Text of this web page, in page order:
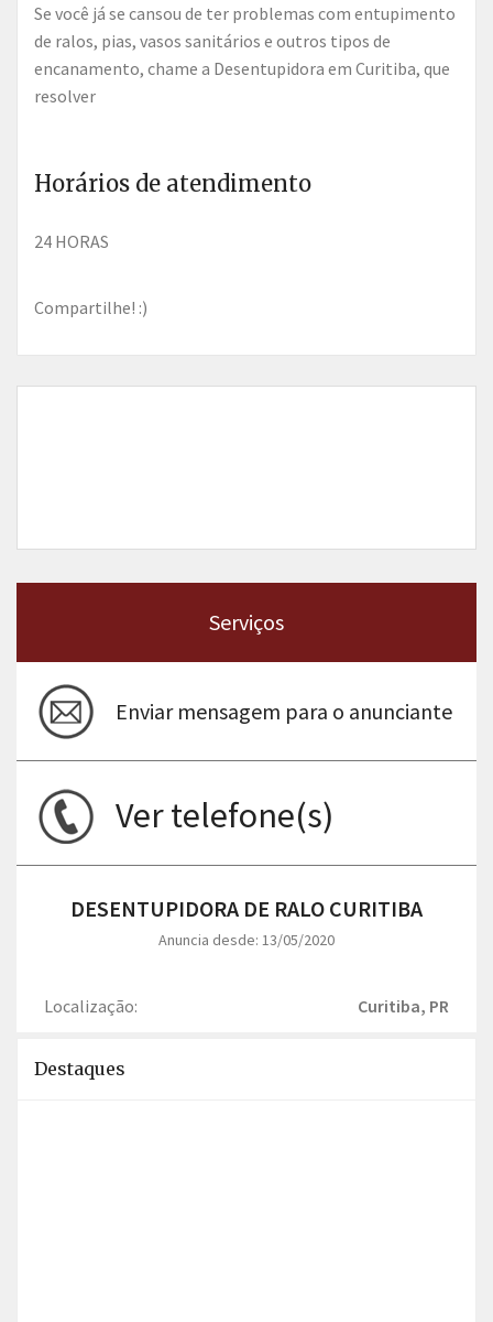
Se você já se cansou de ter problemas com entupimento
de ralos, pias, vasos sanitários e outros tipos de
encanamento, chame a Desentupidora em Curitiba, que
resolver
Horários de atendimento
24 HORAS
Compartilhe! :)
Serviços
Enviar mensagem para o anunciante
Ver telefone(s)
DESENTUPIDORA DE RALO CURITIBA
Anuncia desde: 13/05/2020
Localização: Curitiba, PR
Destaques